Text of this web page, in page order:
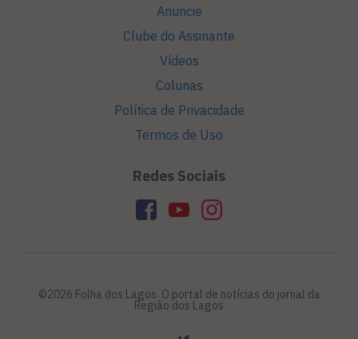
Anuncie
Clube do Assinante
Vídeos
Colunas
Política de Privacidade
Termos de Uso
Redes Sociais
©2026 Folha dos Lagos. O portal de notícias do jornal da
Região dos Lagos